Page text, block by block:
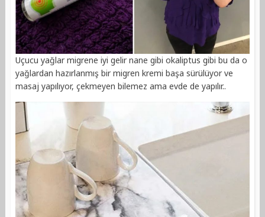
Uçucu yağlar migrene iyi gelir nane gibi okaliptus gibi bu da o
yağlardan hazırlanmış bir migren kremi başa sürülüyor ve
masaj yapılıyor, çekmeyen bilemez ama evde de yapılır..